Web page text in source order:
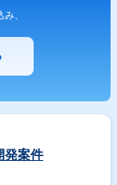
、
発案件